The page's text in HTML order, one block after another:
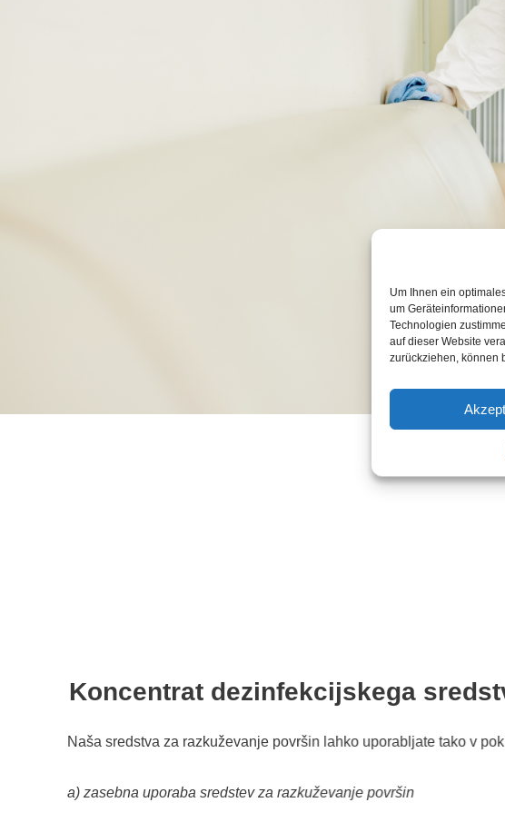
Um Ihnen ein
um
Technologien
auf dieser Website
zurückziehen, können
Koncentrat dezinfekcijskega
Naša sredstva za razkuževanje površin lahko uporabljate tako v
a) zasebna uporaba sredstev za razkuževanje površin